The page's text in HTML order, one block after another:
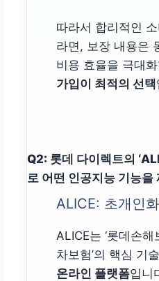
따라서 합리적인
라면, 보장 내용은
비용 효율을 극대
가입이 최적의 선택
Q2: 롯데 다이렉트의
로 어떤 인공지능 기능을
ALICE: 초개인
ALICE는 ‘롯데손
차보험’의 핵심 기
온라인 플랫폼입니